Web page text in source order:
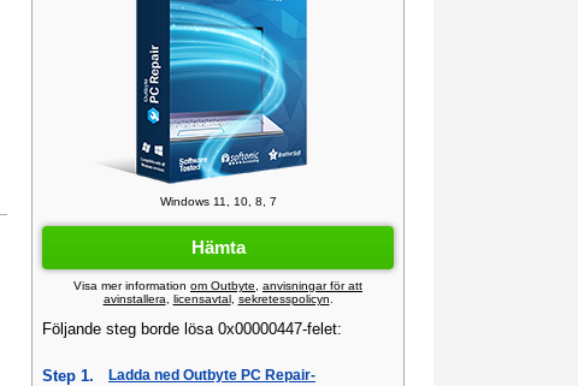
Windows 11, 10, 8, 7
Hämta
Visa mer information om Outbyte
anvisningar för att
avinstallera
licensavtal, sekretesspolicyn
Följande steg borde lösa 0x00000447-felet:
Step 1.
Ladda ned Outbyte PC Repair-